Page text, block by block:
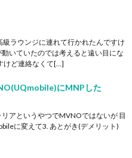
級ラウンジに連れて行かれたんですけ
いていたのでは考えると遠い目にな
けど連絡なくて[…]
にMNPした
アというやつでMVNOではないが 目
に変えて3. あとがき(デメリット)